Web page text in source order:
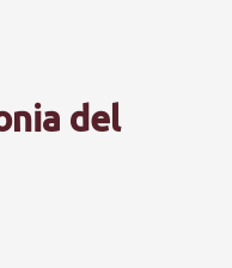
del